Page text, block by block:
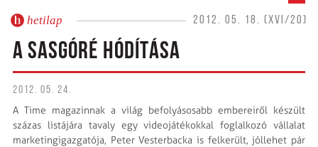
hetilap 2012. 05. 18. (XVI/20)
A SASGÓRÉ HÓDÍTÁSA
2012. 05. 24.
A Time magazinnak a világ befolyásosabb embereiről készült
százas listájára tavaly egy videojátékokkal foglalkozó vállalat
marketingigazgatója, Peter Vesterbacka is felkerült, jóllehet pár